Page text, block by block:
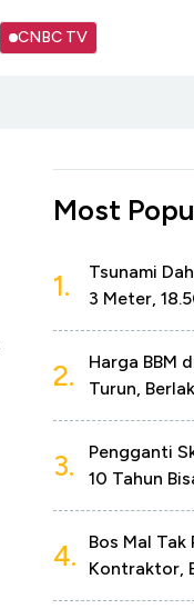
CNBC TV
Most
1.
Tsunami
3 Meter,
2.
Harga BBM
Turun,
3.
Pengganti
10 Tahun
4.
Bos Mal
Kontraktor,